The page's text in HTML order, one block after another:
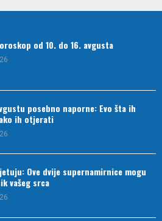
od 10. do 16. avgusta
posebno naporne: Evo šta ih
ih otjerati
Ove dvije supernamirnice mogu
vašeg srca